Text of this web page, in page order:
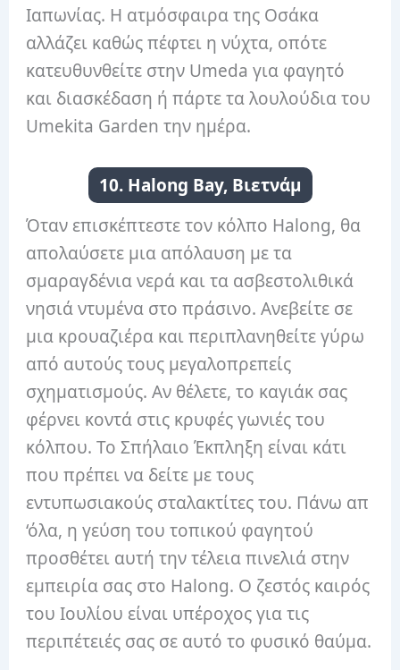
Ιαπωνίας. Η ατμόσφαιρα της Οσάκα
αλλάζει καθώς πέφτει η νύχτα, οπότε
κατευθυνθείτε στην Umeda για φαγητό
και διασκέδαση ή πάρτε τα λουλούδια του
Umekita Garden την ημέρα.
10. Halong Bay, Βιετνάμ
Όταν επισκέπτεστε τον κόλπο Halong, θα
απολαύσετε μια απόλαυση με τα
σμαραγδένια νερά και τα ασβεστολιθικά
νησιά ντυμένα στο πράσινο. Ανεβείτε σε
μια κρουαζιέρα και περιπλανηθείτε γύρω
από αυτούς τους μεγαλοπρεπείς
σχηματισμούς. Αν θέλετε, το καγιάκ σας
φέρνει κοντά στις κρυφές γωνιές του
κόλπου. Το Σπήλαιο Έκπληξη είναι κάτι
που πρέπει να δείτε με τους
εντυπωσιακούς σταλακτίτες του. Πάνω απ
‘όλα, η γεύση του τοπικού φαγητού
προσθέτει αυτή την τέλεια πινελιά στην
εμπειρία σας στο Halong. Ο ζεστός καιρός
του Ιουλίου είναι υπέροχος για τις
περιπέτειές σας σε αυτό το φυσικό θαύμα.